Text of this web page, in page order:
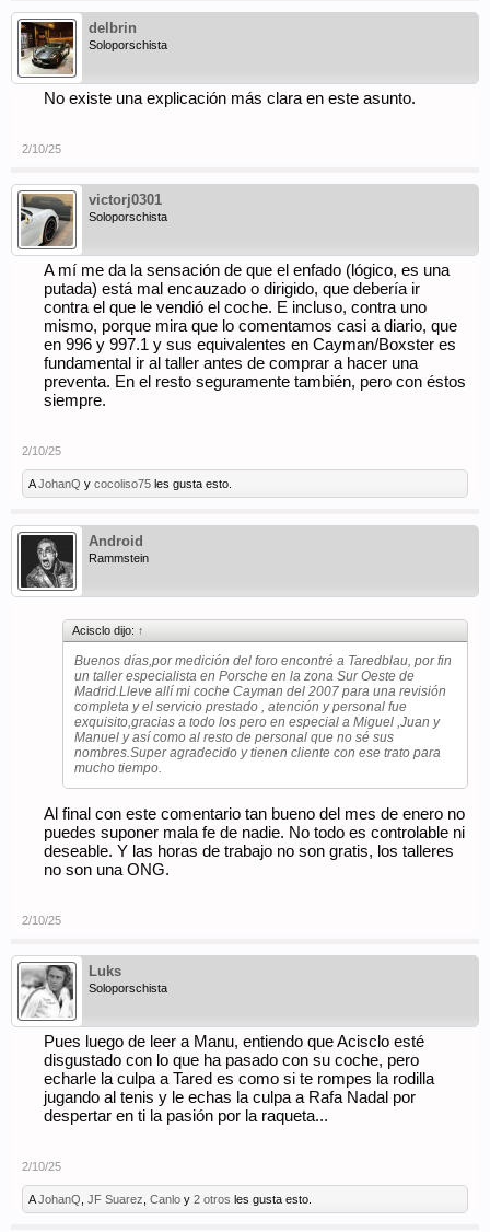
delbrin
Soloporschista
No existe una explicación más clara en este asunto.
2/10/25
victorj0301
Soloporschista
A mí me da la sensación de que el enfado (lógico, es una
putada) está mal encauzado o dirigido, que debería ir
contra el que le vendió el coche. E incluso, contra uno
mismo, porque mira que lo comentamos casi a diario, que
en 996 y 997.1 y sus equivalentes en Cayman/Boxster es
fundamental ir al taller antes de comprar a hacer una
preventa. En el resto seguramente también, pero con éstos
siempre.
2/10/25
AJohanQ y cocoliso75 les gusta esto.
Android
Rammstein
Acisclo dijo: ↑
Buenos días,por medición del foro encontré a Taredblau, por fin
un taller especialista en Porsche en la zona Sur Oeste de
Madrid.Lleve allí mi coche Cayman del 2007 para una revisión
completa y el servicio prestado , atención y personal fue
exquisito,gracias a todo los pero en especial a Miguel ,Juan y
Manuel y así como al resto de personal que no sé sus
nombres.Super agradecido y tienen cliente con ese trato para
mucho tiempo.
Al final con este comentario tan bueno del mes de enero no
puedes suponer mala fe de nadie. No todo es controlable ni
deseable. Y las horas de trabajo no son gratis, los talleres
no son una ONG.
2/10/25
Luks
Soloporschista
Pues luego de leer a Manu, entiendo que Acisclo esté
disgustado con lo que ha pasado con su coche, pero
echarle la culpa a Tared es como si te rompes la rodilla
jugando al tenis y le echas la culpa a Rafa Nadal por
despertar en ti la pasión por la raqueta...
2/10/25
AJohanQ JF Suarez Canlo y 2 otros les gusta esto.